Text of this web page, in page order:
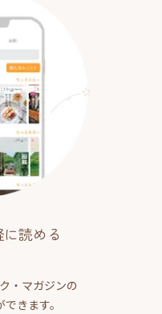
読める
・マガジンの
きます。